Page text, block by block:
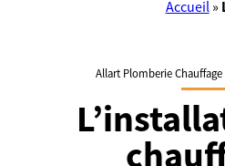
Accueil»
Allart Plomberie